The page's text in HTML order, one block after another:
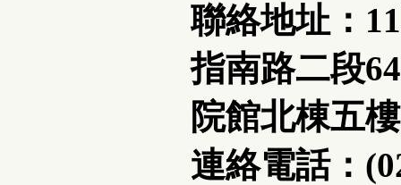
聯絡地址：
指南路二段
院館北棟五
連絡電話：